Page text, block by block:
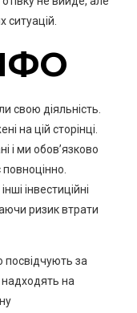
ситуацій.
свою діяльність.
на цій сторінці.
і ми обов’язково
інвестиційні
ризик втрати
посвідчують за
на